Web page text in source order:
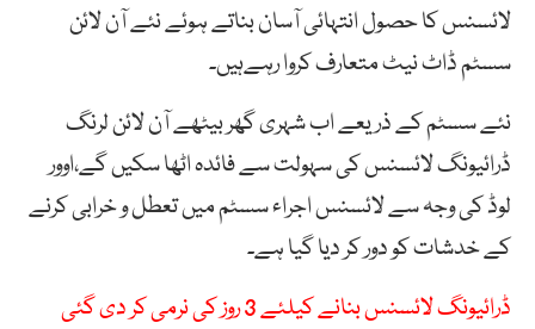
لائسنس کا حصول انتہائی آسان بناتے ہوئے نئے آن لائن
سسٹم ڈاٹ نیٹ متعارف کروا رہےہیں۔
نئے سسٹم کے ذریعے اب شہری گھر بیٹھے آن لائن لرنگ
ڈرائیونگ لائسنس کی سہولت سے فائدہ اٹھا سکیں گے،اوور
لوڈ کی وجہ سے لائسنس اجراء سسٹم میں تعطل و خرابی کرنے
کے خدشات کو دور کر دیا گیا ہے۔
ڈرائیونگ لائسنس بنانے کیلئے 3 روز کی نرمی کر دی گئی